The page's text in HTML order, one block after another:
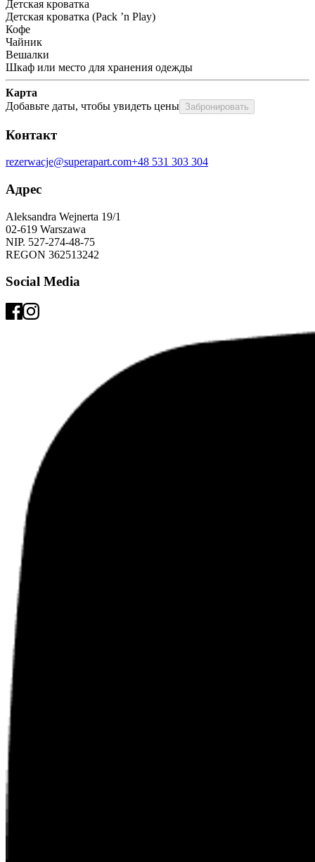
Детская кроватка
Детская кроватка (Pack ’n Play)
Кофе
Чайник
Вешалки
Шкаф или место для хранения одежды
Карта
Добавьте даты, чтобы увидеть цены Забронировать
Контакт
rezerwacje@superapart.com+48 531 303 304
Адрес
Aleksandra Wejnerta 19/1
02-619 Warszawa
NIP. 527-274-48-75
REGON 362513242
Social Media